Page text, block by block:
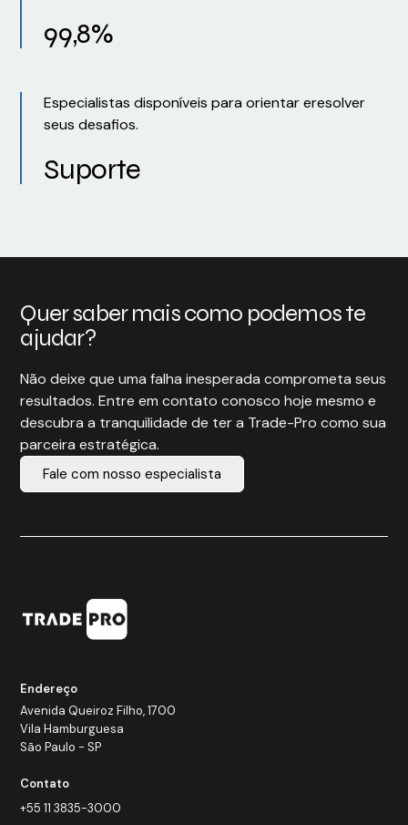
99,8%
Especialistas disponíveis para orientar eresolver
seus desafios.
Suporte
Quer saber mais como podemos te
ajudar?
Não deixe que uma falha inesperada comprometa seus
resultados. Entre em contato conosco hoje mesmo e
descubra a tranquilidade de ter a Trade-Pro como sua
parceira estratégica.
Fale com nosso especialista
Endereço
Avenida Queiroz Filho, 1700
Vila Hamburguesa
São Paulo - SP
Contato
+55 11 3835-3000